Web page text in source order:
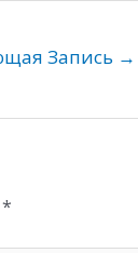
Запись →
*